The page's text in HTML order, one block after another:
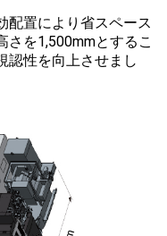
配置により省スペース
さを1,500mmとするこ
認性を向上させまし